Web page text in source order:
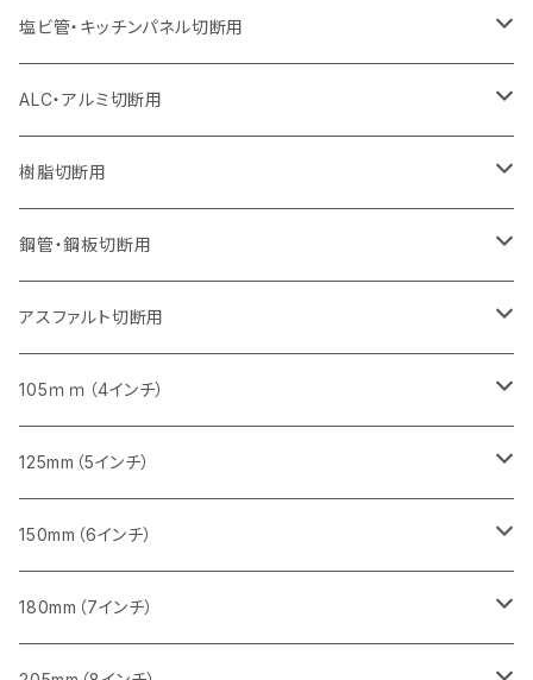
セグメント（特殊凸凹加工チップ）
セグメント
セグメント（特殊凸凹加工チップ）
セグメント
セグメント（特殊凸凹加工チップ）
355mm（14インチ）
セグメント
セグメント（特殊凸凹加工チップ）
セグメントタイプ（一般道路カッター用
305mm（12インチ）
セグメントタイプ
セグメントタイプ（一般道路カッター用
355mm（14インチ）
セグメントタイプ
セグメントタイプ（一般道路カッター用
405mm（16インチ）
セグメントタイプ
セグメントタイプ（一般道路カッター用
455mm（18インチ）
セグメント（一般道路カッター用
セグメントタイプ
305mm（12インチ）
セグメントタイプ
埋設鋳鉄管工事対応タイプ
355mm（14インチ）
セグメントタイプ
埋設鋳鉄管工事対応タイプ
405mm（16インチ）
セグメントタイプ
埋設鋳鉄管工事対応タイプ
ウェーブタイプ
セグメントタイプ
ウェーブタイプ
230mm（9インチ）
セグメントタイプ
ウェーブタイプ
255mm（10インチ）
セグメントタイプ
セグメントタイプ（一般道路カッター用
305mm（12インチ）
セグメント
セグメント（特殊凸凹加工チップ）
355mm（14インチ）
セグメント
セグメント（特殊凸凹加工チップ）
405mm（16インチ）
セグメント
セグメント（一般道路カッター用
473mm（18インチ）
セグメント（一般道路カッター用
セグメントタイプ
180mm（7インチ）
セグメントタイプ
205mm（8インチ）
セグメントタイプ
230mm（9インチ）
セグメントタイプ
255mm（10インチ）
セグメントタイプ
305mm（12インチ）
セグメント
セグメント（特殊凸凹加工チップ）
355mm（14インチ）
セグメント
セグメント（特殊凸凹加工チップ）
405mm（16インチ）
セグメントタイプ
セグメントタイプ
405mm（16インチ）
セグメントタイプ
125ｍｍ（5インチ）
塩ビ管・キッチンパネル切断用
125ｍｍ（5インチ）
ALC・アルミ切断用
305mm（12インチ）
砥石（補強綱入り）
355mm（14インチ）
砥石（補強綱入り）
樹脂切断用
305mm（12インチ）
砥石（補強綱入り）
355mm（14インチ）
砥石（補強綱入り）
鋼管・鋼板切断用
305mm（12インチ）
砥石（補強綱入り）
355mm（14インチ）
砥石（補強綱入り）
アスファルト切断用
255ｍｍ（10インチ）
一般道路カッター用
305ｍｍ（12インチ）
一般道路カッター用
355ｍｍ（14インチ）
一般道路カッター用
405mm（16インチ）
一般道路カッター用
105ｍｍ（4インチ）
タイル切断用
みかげ石（御影石）切断用
コンクリート切断用
125mm（5インチ）
タイル切断用
みかげ石（御影石）切断用
150mm（6インチ）
みかげ石（御影石）切断用
180mm（7インチ）